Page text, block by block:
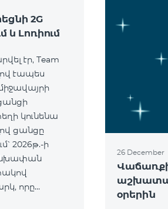
2G
և Լոռիում
էր, Team
էապես
կունենա
ցանցը
2026թ.-ի
անխափան
որը
26 December
օրերին